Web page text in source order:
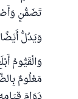
تَضَمُّنٍ
وَيَدُلُّ
وَالْقَيُّومُ
مَعْلُومٌ